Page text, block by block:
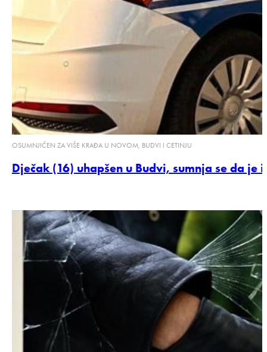
OSUMNJIČEN ZA VIŠE KRAĐA U NOVOM, BUDVI I CETINJU
Dječak (16) uhapšen u Budvi, sumnja se da